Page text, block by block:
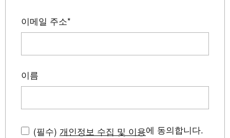
이메일 주소*
이름
(필수) 개인정보 수집 및 이용에 동의합니다.